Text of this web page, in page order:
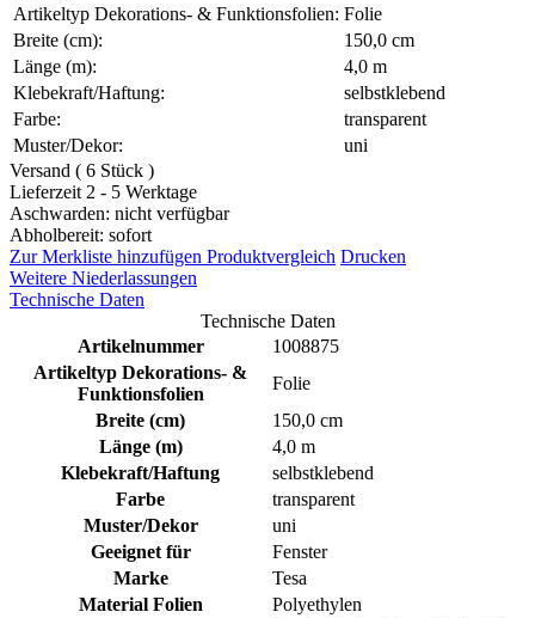
Artikeltyp Dekorations- & Funktionsfolien: Folie
Breite (cm):
150,0 cm
Länge (m):
4,0 m
Klebekraft/Haftung:
selbstklebend
Farbe:
transparent
Muster/Dekor:
uni
Versand ( 6 Stück )
Lieferzeit 2 - 5 Werktage
Aschwarden: nicht verfügbar
Abholbereit: sofort
Zur Merkliste hinzufügen Produktvergleich Drucken
Weitere Niederlassungen
Technische Daten
Technische Daten
Artikelnummer
1008875
Artikeltyp Dekorations- &
Funktionsfolien
Folie
Breite (cm)
150,0 cm
Länge (m)
4,0 m
Klebekraft/Haftung
selbstklebend
Farbe
transparent
Muster/Dekor
uni
Geeignet für
Fenster
Marke
Tesa
Material Folien
Polyethylen